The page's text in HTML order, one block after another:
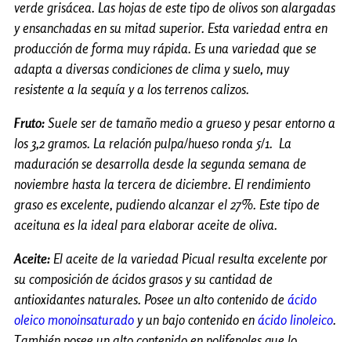
verde grisácea. Las hojas de este tipo de olivos son alargadas
y ensanchadas en su mitad superior. Esta variedad entra en
producción de forma muy rápida. Es una variedad que se
adapta a diversas condiciones de clima y suelo, muy
resistente a la sequía y a los terrenos calizos.
Fruto: Suele ser de tamaño medio a grueso y pesar entorno a
los 3,2 gramos. La relación pulpa/hueso ronda 5/1. La
maduración se desarrolla desde la segunda semana de
noviembre hasta la tercera de diciembre. El rendimiento
graso es excelente, pudiendo alcanzar el 27%. Este tipo de
aceituna es la ideal para elaborar aceite de oliva.
Aceite: El aceite de la variedad Picual resulta excelente por
su composición de ácidos grasos y su cantidad de
antioxidantes naturales. Posee un alto contenido de ácido
oleico monoinsaturado y un bajo contenido en ácido linoleico.